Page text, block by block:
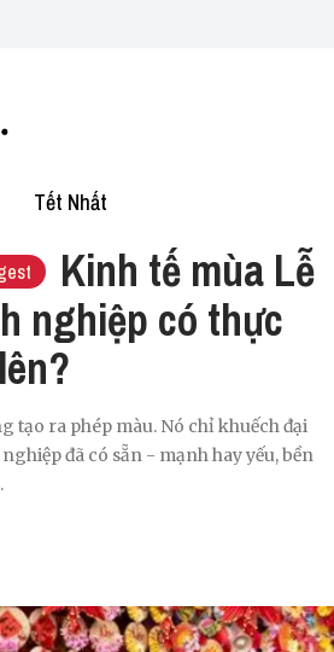
Tết Nhất
Kinh tế mùa Lễ
nghiệp có thực
tạo ra phép màu. Nó chỉ khuếch đại
đã có sẵn - mạnh hay yếu, bền